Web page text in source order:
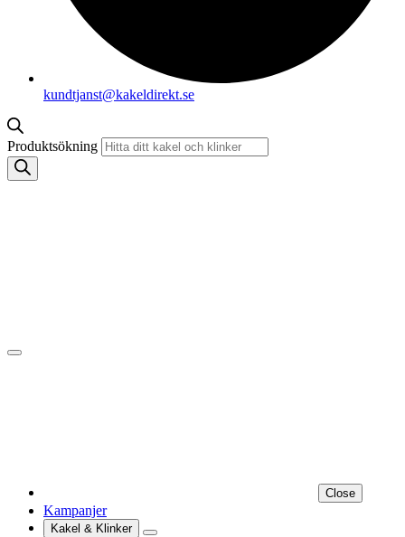
kundtjanst@kakeldirekt.se
Produktsökning
Close
Kampanjer
Kakel & Klinker